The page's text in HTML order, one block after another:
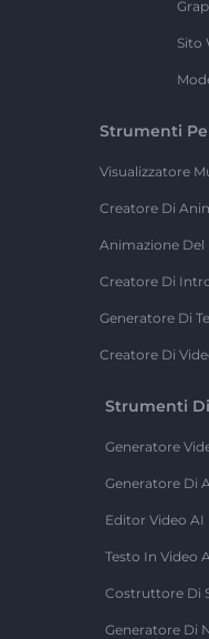
Sito
Strumenti
Visualizzatore
Creatore Di
Animazione Del
Creatore Di
Generatore Di
Creatore Di
Strumenti
Generatore
Generatore Di
Editor Video AI
Testo In Video
Costruttore Di
Generatore Di